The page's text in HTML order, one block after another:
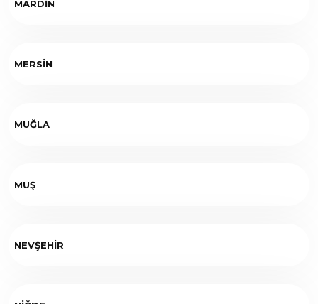
MARDİN
MERSİN
MUĞLA
MUŞ
NEVŞEHİR